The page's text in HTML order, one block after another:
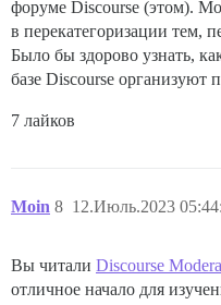
форуме Discourse (этом).
в перекатегоризации тем,
Было бы здорово узнать,
базе Discourse организуют
7 лайков
Moin 12.Июль.2023
8
Вы читали Discourse
отличное начало для